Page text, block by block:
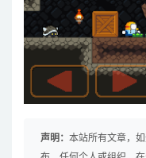
声明： 本站所有文章，